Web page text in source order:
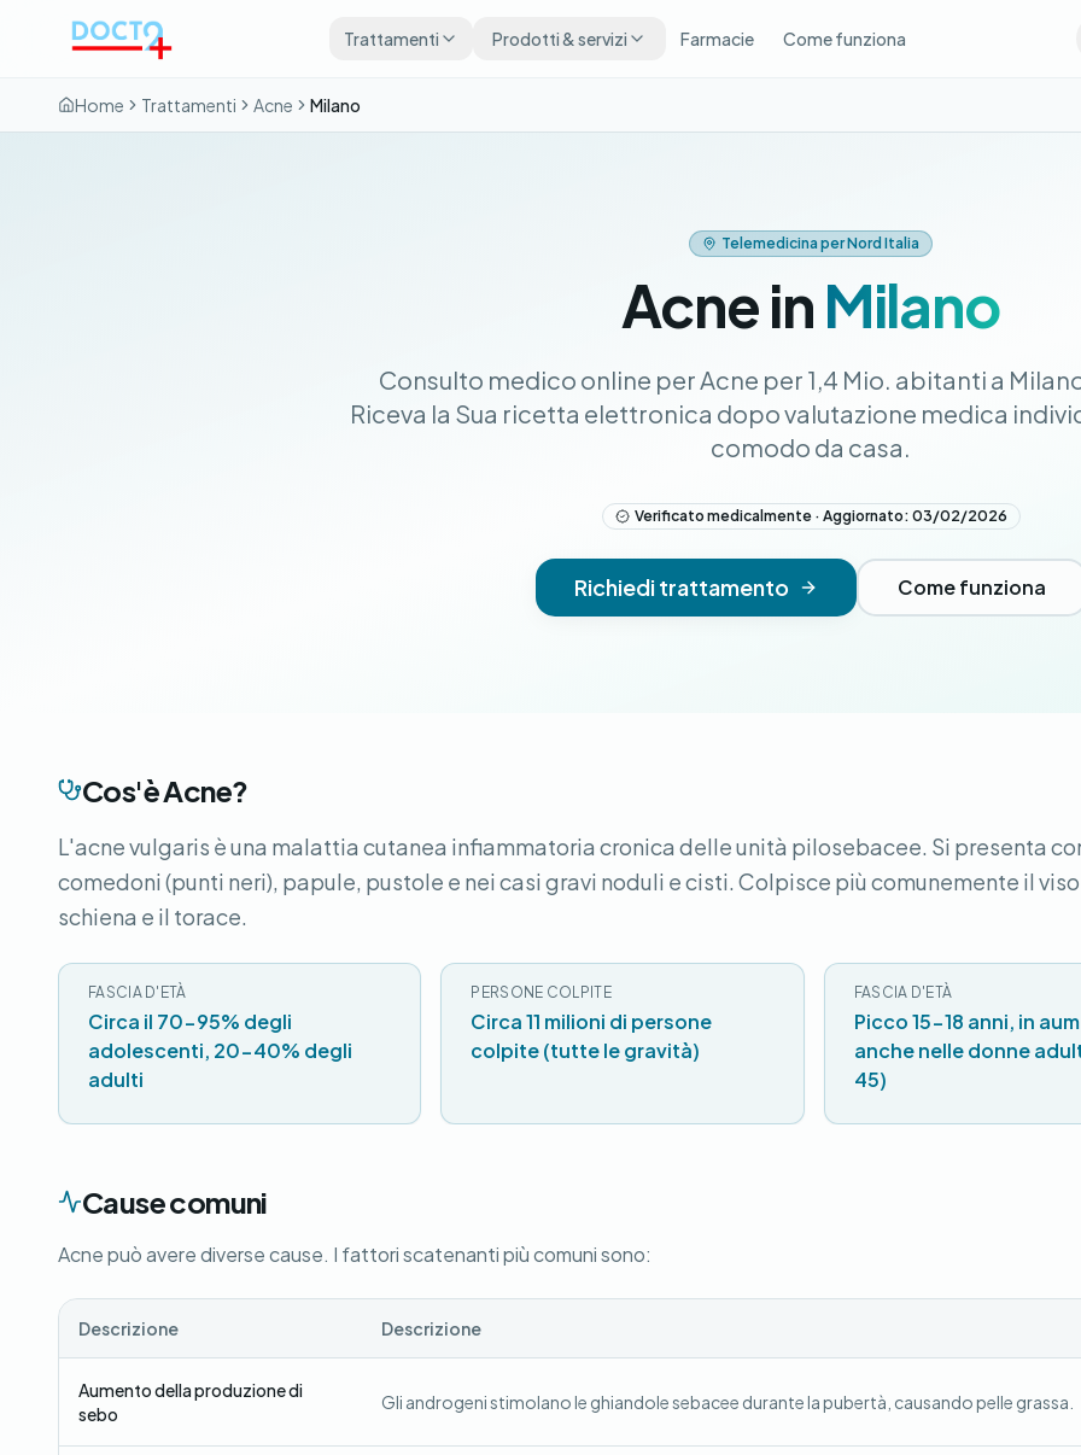
Trattamenti
Prodotti & servizi Farmacie Come funziona
Home Trattamenti Acne Milano
Telemedicina per Nord Italia
Acne inMilano
Consulto medico online per Acne per 1,4 Mio. abitanti a
Riceva la Sua ricetta elettronica dopo valutazione medica
comodo da casa.
Verificato medicalmente · Aggiornato: 03/02/2026
Richiedi trattamento Come funziona
Cos'è Acne?
L'acne vulgaris è una malattia cutanea infiammatoria cronica delle unità pilosebacee. Si presenta
comedoni (punti neri), papule, pustole e nei casi gravi noduli e cisti. Colpisce più comunemente il
schiena e il torace.
FASCIA D'ETÀ
Circa il 70-95% degli
adolescenti, 20-40% degli
adulti
PERSONE COLPITE
Circa 11 milioni di persone
colpite (tutte le gravità)
FASCIA D'ETÀ
Picco 15-18 anni, in
anche nelle donne
45)
Cause comuni
Acne può avere diverse cause. I fattori scatenanti più comuni sono:
Descrizione Descrizione
Aumento della produzione di
sebo
Gli androgeni stimolano le ghiandole sebacee durante la pubertà, causando pelle grassa.